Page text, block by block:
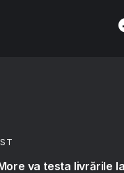
va testa livrările la